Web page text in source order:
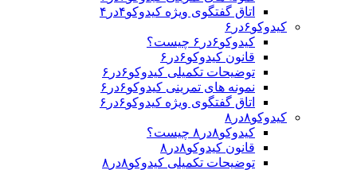
اتاق گفتگوی ویژه کیدوکو۴در۴
کیدوکو۶در۶
کیدوکو۶در۶ چیست؟
قانون کیدوکو۶در۶
توضیحات تکمیلی کیدوکو۶در۶
نمونه های تمرینی کیدوکو۶در۶
اتاق گفتگوی ویژه کیدوکو۶در۶
کیدوکو۸در۸
کیدوکو۸در۸ چیست؟
قانون کیدوکو۸در۸
توضیحات تکمیلی کیدوکو۸در۸